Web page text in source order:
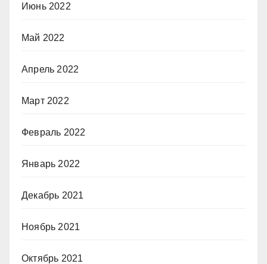
Июнь 2022
Май 2022
Апрель 2022
Март 2022
Февраль 2022
Январь 2022
Декабрь 2021
Ноябрь 2021
Октябрь 2021